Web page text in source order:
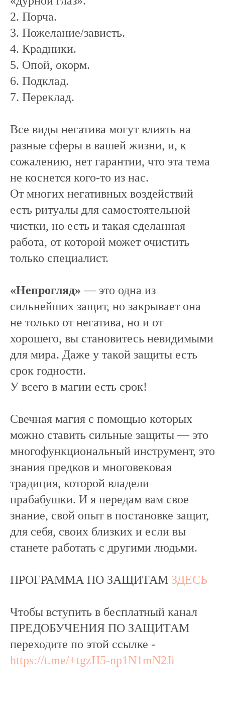
2. Порча.
3. Пожелание/зависть.
4. Крадники.
5. Опой, окорм.
6. Подклад.
7. Переклад.
Все виды негатива могут влиять на
разные сферы в вашей жизни, и, к
сожалению, нет гарантии, что эта тема
не коснется кого-то из нас.
От многих негативных воздействий
есть ритуалы для самостоятельной
чистки, но есть и такая сделанная
работа, от которой может очистить
только специалист.
«Непрогляд»— это одна из
сильнейших защит, но закрывает она
не только от негатива, но и от
хорошего, вы становитесь невидимыми
для мира. Даже у такой защиты есть
срок годности.
У всего в магии есть срок!
Свечная магия с помощью которых
можно ставить сильные защиты — это
многофункциональный инструмент, это
знания предков и многовековая
традиция, которой владели
прабабушки. И я передам вам свое
знание, свой опыт в постановке защит,
для себя, своих близких и если вы
станете работать с другими людьми.
ПРОГРАММА ПО ЗАЩИТАМ ЗДЕСЬ
Чтобы вступить в бесплатный канал
ПРЕДОБУЧЕНИЯ ПО ЗАЩИТАМ
переходите по этой ссылке -
https://t.me/+tgzH5-np1N1mN2Ji